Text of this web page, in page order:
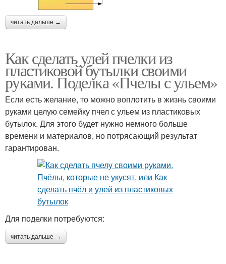
читать дальше →
Как сделать улей пчелки из
пластиковой бутылки своими
руками. Поделка «Пчелы с ульем»
Если есть желание, то можно воплотить в жизнь своими
руками целую семейку пчел с ульем из пластиковых
бутылок. Для этого будет нужно немного больше
времени и материалов, но потрясающий результат
гарантирован.
Для поделки потребуются:
читать дальше →